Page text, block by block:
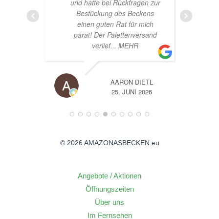
A
14. JUNI 2026
© 2026 AMAZONASBECKEN.eu
Angebote / Aktionen
Öffnungszeiten
Über uns
Im Fernsehen